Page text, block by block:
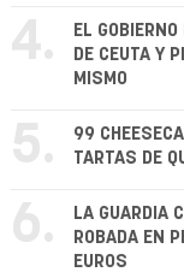
4.
EL
DE CEUTA Y
MISMO
5.
99
TARTAS DE
6.
LA GUARDIA
ROBADA EN
EUROS